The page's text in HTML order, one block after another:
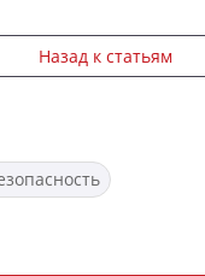
Назад к статьям